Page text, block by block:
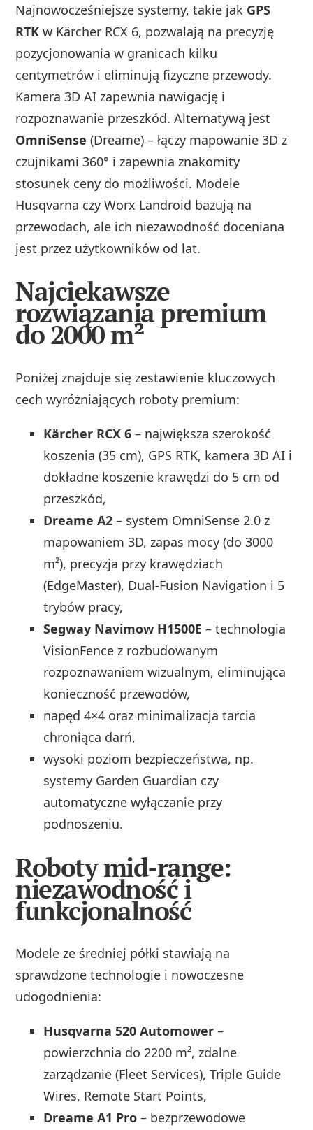
Najnowocześniejsze systemy, takie jak GPS
RTK w Kärcher RCX 6, pozwalają na precyzję
pozycjonowania w granicach kilku
centymetrów i eliminują fizyczne przewody.
Kamera 3D AI zapewnia nawigację i
rozpoznawanie przeszkód. Alternatywą jest
OmniSense (Dreame) – łączy mapowanie 3D z
czujnikami 360° i zapewnia znakomity
stosunek ceny do możliwości. Modele
Husqvarna czy Worx Landroid bazują na
przewodach, ale ich niezawodność doceniana
jest przez użytkowników od lat.
Najciekawsze
rozwiązania premium
do 2000 m²
Poniżej znajduje się zestawienie kluczowych
cech wyróżniających roboty premium:
Kärcher RCX 6 – największa szerokość
koszenia (35 cm), GPS RTK, kamera 3D AI i
dokładne koszenie krawędzi do 5 cm od
przeszkód,
Dreame A2 – system OmniSense 2.0 z
mapowaniem 3D, zapas mocy (do 3000
m²), precyzja przy krawędziach
(EdgeMaster), Dual-Fusion Navigation i 5
trybów pracy,
Segway Navimow H1500E – technologia
VisionFence z rozbudowanym
rozpoznawaniem wizualnym, eliminująca
konieczność przewodów,
napęd 4×4 oraz minimalizacja tarcia
chroniąca darń,
wysoki poziom bezpieczeństwa, np.
systemy Garden Guardian czy
automatyczne wyłączanie przy
podnoszeniu.
Roboty mid-range:
niezawodność i
funkcjonalność
Modele ze średniej półki stawiają na
sprawdzone technologie i nowoczesne
udogodnienia:
Husqvarna 520 Automower –
powierzchnia do 2200 m², zdalne
zarządzanie (Fleet Services), Triple Guide
Wires, Remote Start Points,
Dreame A1 Pro – bezprzewodowe